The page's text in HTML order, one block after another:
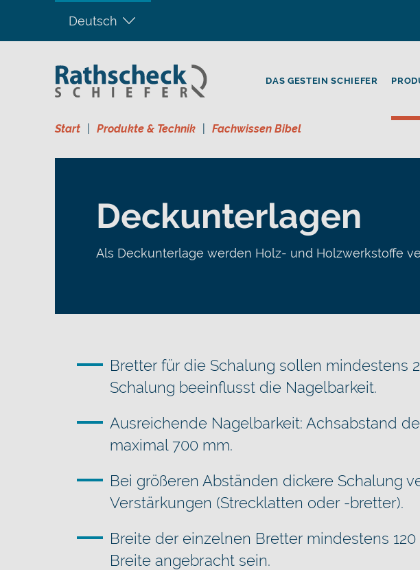
Deutsch
DAS GESTEIN SCHIEFER
Start Produkte & Technik Fachwissen Bibel
Deckunterlagen
Als Deckunterlage werden Holz- und Holzwerkstoffe
Bretter für die Schalung sollen mindestens
Schalung beeinflusst die Nagelbarkeit.
Ausreichende Nagelbarkeit: Achsabstand
maximal 700 mm.
Bei größeren Abständen dickere Schalung
Verstärkungen (Strecklatten oder -bretter).
Breite der einzelnen Bretter mindestens
Breite angebracht sein.